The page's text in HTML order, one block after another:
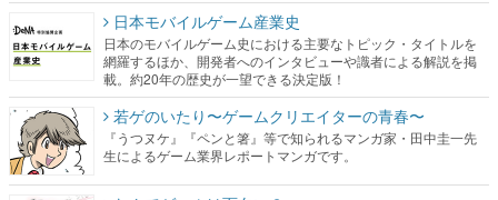
日本モバイルゲーム産業史
日本のモバイルゲーム史における主要なトピック・タイトルを
網羅するほか、開発者へのインタビューや識者による解説を掲
載。約20年の歴史が一望できる決定版！
若ゲのいたり〜ゲームクリエイターの青春〜
『うつヌケ』『ペンと箸』等で知られるマンガ家・田中圭一先
生によるゲーム業界レポートマンガです。